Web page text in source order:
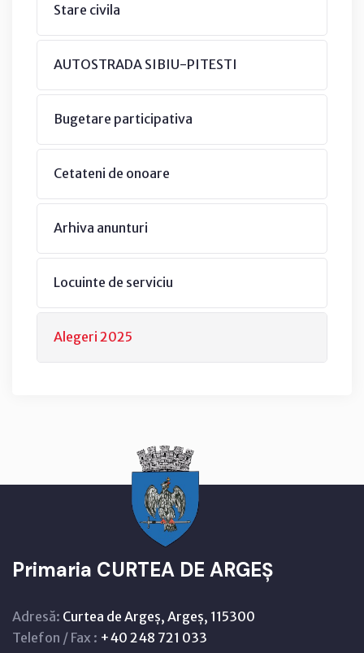
Stare civila
AUTOSTRADA SIBIU-PITESTI
Bugetare participativa
Cetateni de onoare
Arhiva anunturi
Locuinte de serviciu
Alegeri 2025
Primaria CURTEA DE ARGEȘ
Adresă: Curtea de Argeș, Argeș, 115300
Telefon / Fax : +40 248 721 033